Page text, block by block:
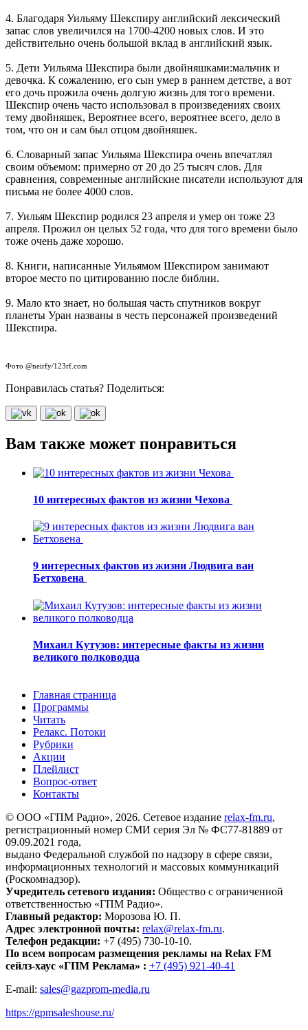
4. Благодаря Уильяму Шекспиру английский лексический
запас слов увеличился на 1700-4200 новых слов. И это
действительно очень большой вклад в английский язык.
5. Дети Уильяма Шекспира были двойняшками:мальчик и
девочка. К сожалению, его сын умер в раннем детстве, а вот
его дочь прожила очень долгую жизнь для того времени.
Шекспир очень часто использовал в произведениях своих
тему двойняшек, Вероятнее всего, вероятнее всего, дело в
том, что он и сам был отцом двойняшек.
6. Словарный запас Уильяма Шекспира очень впечатлял
своим объемом: примерно от 20 до 25 тысяч слов. Для
сравнения, современные английские писатели используют для
письма не более 4000 слов.
7. Уильям Шекспир родился 23 апреля и умер он тоже 23
апреля. Прожил он целых 52 года, что для того времени было
тоже очень даже хорошо.
8. Книги, написанные Уильямом Шекспиром занимают
второе место по цитированию после библии.
9. Мало кто знает, но большая часть спутников вокруг
планеты Уран названы в честь персонажей произведений
Шекспира.
Фото @neirfy/123rf.com
Понравилась статья? Поделиться:
Вам также может понравиться
10 интересных фактов из жизни Чехова
9 интересных фактов из жизни Людвига ван
Бетховена
Михаил Кутузов: интересные факты из жизни
великого полководца
Главная страница
Программы
Читать
Релакс. Потоки
Рубрики
Акции
Плейлист
Вопрос-ответ
Контакты
© ООО «ГПМ Радио», 2026. Сетевое издание relax-fm.ru,
регистрационный номер СМИ серия Эл № ФС77-81889 от
09.09.2021 года,
выдано Федеральной службой по надзору в сфере связи,
информационных технологий и массовых коммуникаций
(Роскомнадзор).
Учредитель сетевого издания: Общество с ограниченной
ответственностью «ГПМ Радио».
Главный редактор: Морозова Ю. П.
Адрес электронной почты: relax@relax-fm.ru.
Телефон редакции: +7 (495) 730-10-10.
По всем вопросам размещения рекламы на Relax FM
сейлз-хаус «ГПМ Реклама» : +7 (495) 921-40-41
E-mail: sales@gazprom-media.ru
https://gpmsaleshouse.ru/